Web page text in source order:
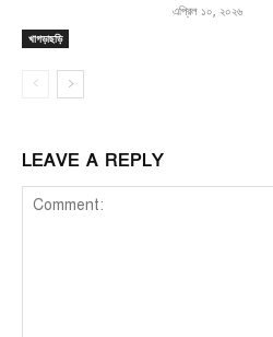
খাগড়াছড়ি
এপ্রিল ১০, ২০২৬
LEAVE A REPLY